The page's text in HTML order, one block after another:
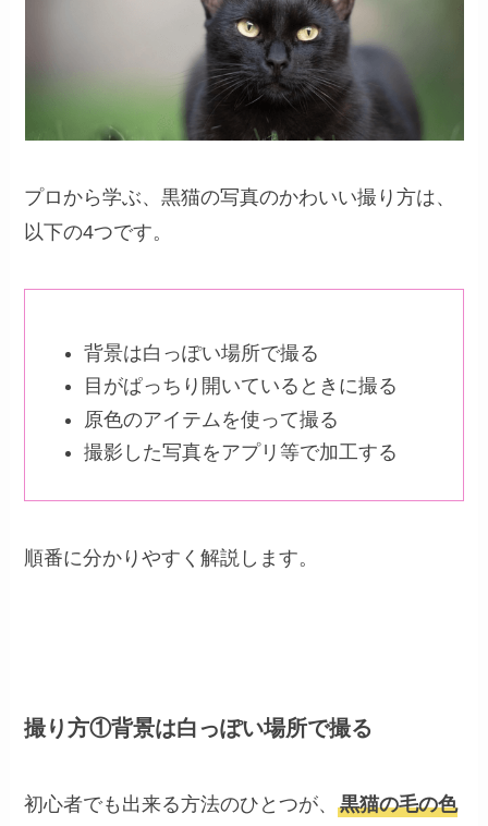
プロから学ぶ、黒猫の写真のかわいい撮り方は、
以下の4つです。
背景は白っぽい場所で撮る
目がぱっちり開いているときに撮る
原色のアイテムを使って撮る
撮影した写真をアプリ等で加工する
順番に分かりやすく解説します。
撮り方①背景は白っぽい場所で撮る
初心者でも出来る方法のひとつが、黒猫の毛の色